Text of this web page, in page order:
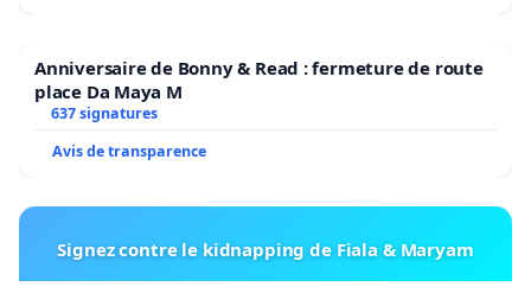
Anniversaire de Bonny & Read : fermeture de route
place Da Maya M
637 signatures
Avis de transparence
Signez contre le kidnapping de Fiala & Maryam